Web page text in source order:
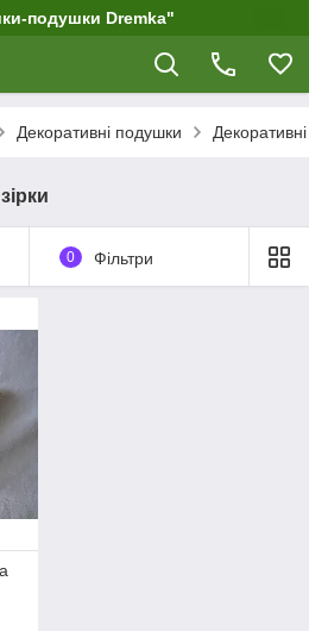
подушки Dremka"
Декоративні подушки
0 Фільтри